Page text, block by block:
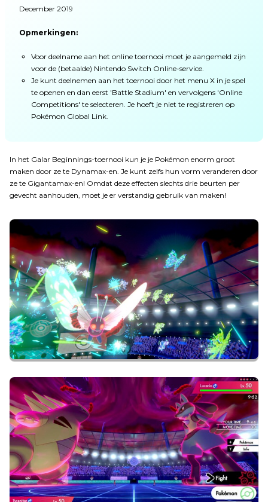
December 2019
Opmerkingen:
Voor deelname aan het online toernooi moet je aangemeld zijn
voor de (betaalde) Nintendo Switch Online-service.
Je kunt deelnemen aan het toernooi door het menu X in je spel
te openen en dan eerst 'Battle Stadium' en vervolgens 'Online
Competitions' te selecteren. Je hoeft je niet te registreren op
Pokémon Global Link.
In het Galar Beginnings-toernooi kun je je Pokémon enorm groot
maken door ze te Dynamax-en. Je kunt zelfs hun vorm veranderen door
ze te Gigantamax-en! Omdat deze effecten slechts drie beurten per
gevecht aanhouden, moet je er verstandig gebruik van maken!